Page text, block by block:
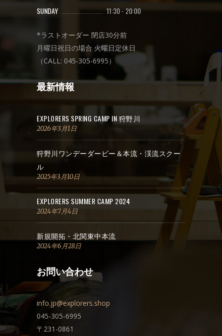
SUNDAY
11:30-20:00
*ラストオーダー 閉店30分前
月曜日祝日の場合 火曜日定休日
（CALL: 045-305-6995）
最新情報
EXPLORERS SPRING CAMP IN 狩野川
2026年3月1日
狩野川ワンデーダービー＆本流・渓流スクー
ル
2025年3月10日
EXPLORERS SUMMER CAMP 2024
2024年7月4日
新規開拓・北関東中本流
2024年6月28日
お問い合わせ
info.jp@explorers.shop
045-305-6995
〒231-0861